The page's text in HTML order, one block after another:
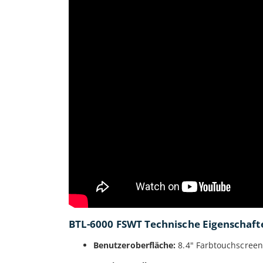
BTL-6000 FSWT Technische
Benutzeroberfläche: 8.4" Farbtouchscreen